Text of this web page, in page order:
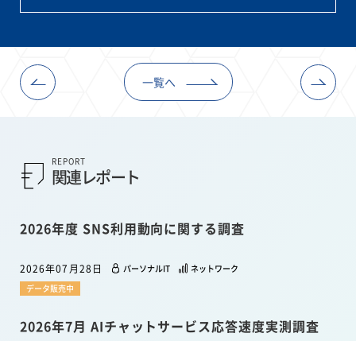
一覧へ
REPORT
関連レポート
2026年度 SNS利用動向に関する調査
2026年07月28日 パーソナルIT
ネットワーク
データ販売中
2026年7月 AIチャットサービス応答速度実測調査